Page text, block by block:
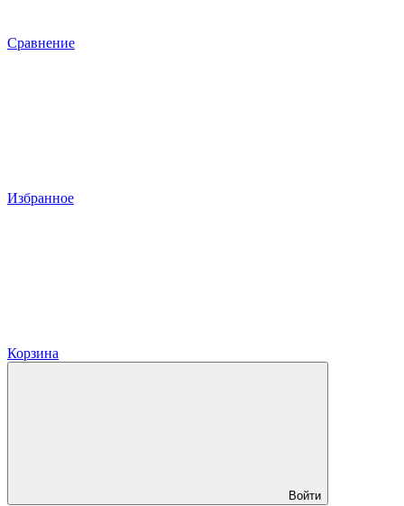
Сравнение
Избранное
Корзина
Войти